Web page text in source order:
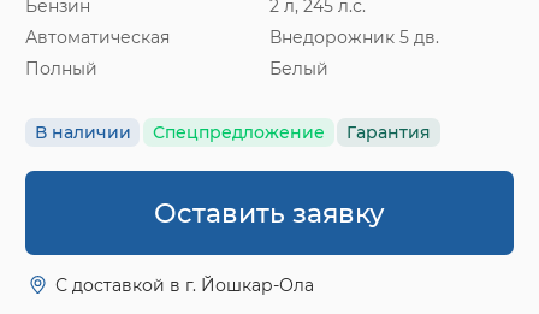
Бензин
2 л, 245 л.с.
Автоматическая
Внедорожник 5 дв.
Полный
Белый
В наличии Спецпредложение Гарантия
Оставить заявку
С доставкой в г. Йошкар-Ола